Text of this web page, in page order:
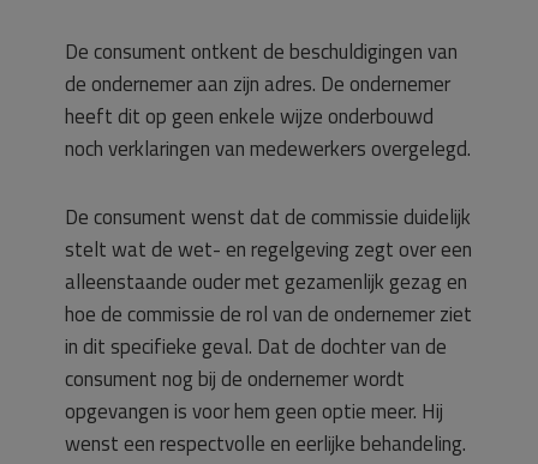
De consument ontkent de beschuldigingen van
de ondernemer aan zijn adres. De ondernemer
heeft dit op geen enkele wijze onderbouwd
noch verklaringen van medewerkers overgelegd.
De consument wenst dat de commissie duidelijk
stelt wat de wet- en regelgeving zegt over een
alleenstaande ouder met gezamenlijk gezag en
hoe de commissie de rol van de ondernemer ziet
in dit specifieke geval. Dat de dochter van de
consument nog bij de ondernemer wordt
opgevangen is voor hem geen optie meer. Hij
wenst een respectvolle en eerlijke behandeling.